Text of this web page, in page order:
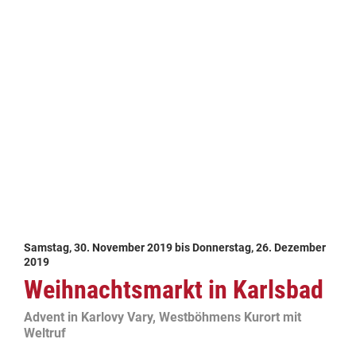
Samstag, 30. November 2019 bis Donnerstag, 26. Dezember
2019
Weihnachtsmarkt in Karlsbad
Advent in Karlovy Vary, Westböhmens Kurort mit
Weltruf